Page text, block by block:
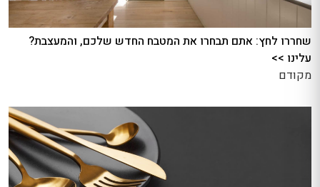
שחררו לחץ: אתם תבחרו את המטבח החדש שלכם, והמעצבת?
עלינו >>
מקודם